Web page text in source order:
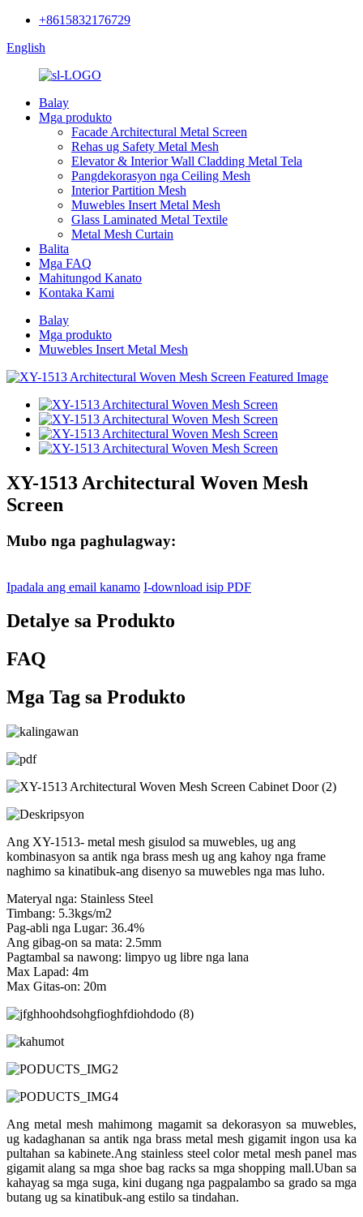
+8615832176729
English
Balay
Mga produkto
Facade Architectural Metal Screen
Rehas ug Safety Metal Mesh
Elevator & Interior Wall Cladding Metal Tela
Pangdekorasyon nga Ceiling Mesh
Interior Partition Mesh
Muwebles Insert Metal Mesh
Glass Laminated Metal Textile
Metal Mesh Curtain
Balita
Mga FAQ
Mahitungod Kanato
Kontaka Kami
Balay
Mga produkto
Muwebles Insert Metal Mesh
XY-1513 Architectural Woven Mesh
Screen
Mubo nga paghulagway:
Ipadala ang email kanamo I-download isip PDF
Detalye sa Produkto
FAQ
Mga Tag sa Produkto
Ang XY-1513- metal mesh gisulod sa muwebles, ug ang
kombinasyon sa antik nga brass mesh ug ang kahoy nga frame
naghimo sa kinatibuk-ang disenyo sa muwebles nga mas luho.
Materyal nga: Stainless Steel
Timbang: 5.3kgs/m2
Pag-abli nga Lugar: 36.4%
Ang gibag-on sa mata: 2.5mm
Pagtambal sa nawong: limpyo ug libre nga lana
Max Lapad: 4m
Max Gitas-on: 20m
Ang metal mesh mahimong magamit sa dekorasyon sa muwebles,
ug kadaghanan sa antik nga brass metal mesh gigamit ingon usa ka
pultahan sa kabinete.Ang stainless steel color metal mesh panel mas
gigamit alang sa mga shoe bag racks sa mga shopping mall.Uban sa
kahayag sa mga suga, kini dugang nga pagpalambo sa grado sa mga
butang ug sa kinatibuk-ang estilo sa tindahan.